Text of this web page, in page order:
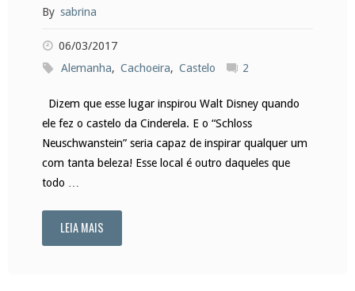
By sabrina
06/03/2017
Alemanha, Cachoeira, Castelo 2
Dizem que esse lugar inspirou Walt Disney quando
ele fez o castelo da Cinderela. E o “Schloss
Neuschwanstein” seria capaz de inspirar qualquer um
com tanta beleza! Esse local é outro daqueles que
todo …
LEIA MAIS"Castelo